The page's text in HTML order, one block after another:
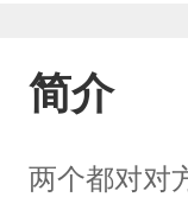
简介
两个都对对